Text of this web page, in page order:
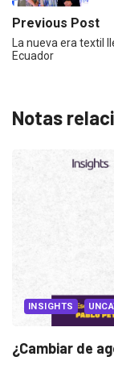
Previous Post
La nueva era textil
Ecuador
Notas
INSIGHTS
¿Cambiar de